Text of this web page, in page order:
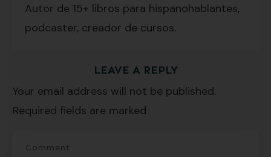
¡GRATIS!
gratuitas por semana, además de la guía
"7 errores comunes al hablar inglés (y
cómo evitarlos)".
Autor de 15+ libros para hispanohablantes,
podcaster, creador de cursos.
LEAVE A REPLY
Your email address will not be published.
Required fields are marked